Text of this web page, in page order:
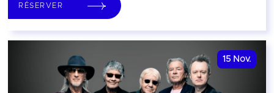
RÉSERVER
15 Nov.